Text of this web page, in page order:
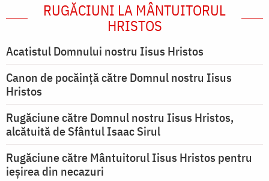
RUGĂCIUNI LA MÂNTUITORUL
HRISTOS
Acatistul Domnului nostru Iisus Hristos
Canon de pocăință către Domnul nostru Iisus
Hristos
Rugăciune către Domnul nostru Iisus Hristos,
alcătuită de Sfântul Isaac Sirul
Rugăciune către Mântuitorul Iisus Hristos pentru
ieşirea din necazuri